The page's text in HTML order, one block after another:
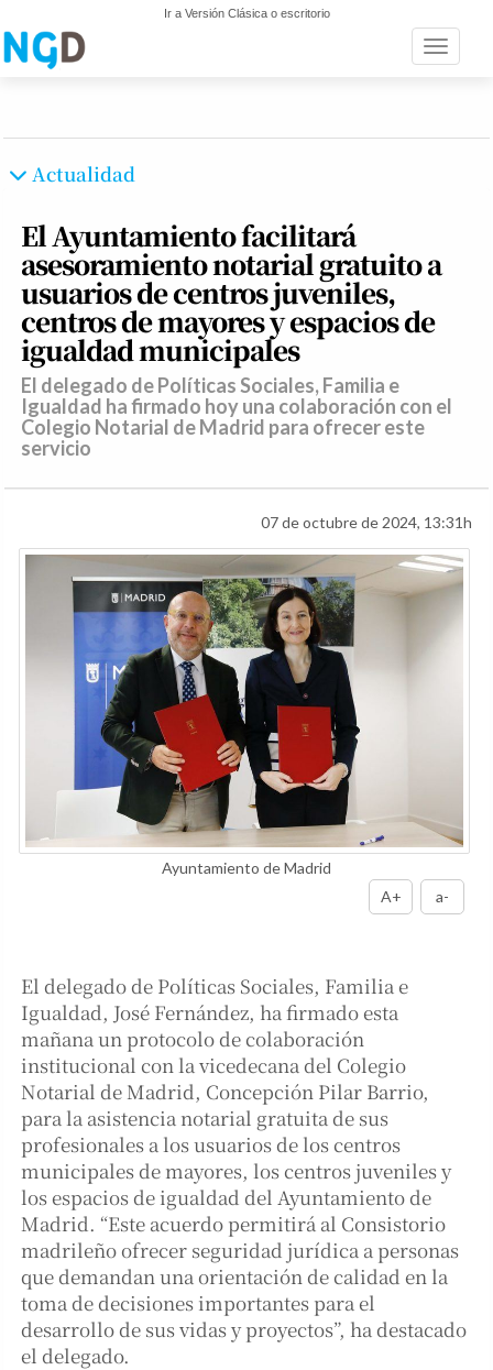
Ir a Versión Clásica o escritorio
Toggle
Actualidad
El Ayuntamiento facilitará
asesoramiento notarial gratuito a
usuarios de centros juveniles,
centros de mayores y espacios de
igualdad municipales
El delegado de Políticas Sociales, Familia e
Igualdad ha firmado hoy una colaboración con el
Colegio Notarial de Madrid para ofrecer este
servicio
07 de octubre de 2024, 13:31h
Ayuntamiento de Madrid
A+
a-
El delegado de Políticas Sociales, Familia e
Igualdad, José Fernández, ha firmado esta
mañana un protocolo de colaboración
institucional con la vicedecana del Colegio
Notarial de Madrid, Concepción Pilar Barrio,
para la asistencia notarial gratuita de sus
profesionales a los usuarios de los centros
municipales de mayores, los centros juveniles y
los espacios de igualdad del Ayuntamiento de
Madrid. “Este acuerdo permitirá al Consistorio
madrileño ofrecer seguridad jurídica a personas
que demandan una orientación de calidad en la
toma de decisiones importantes para el
desarrollo de sus vidas y proyectos”, ha destacado
el delegado.